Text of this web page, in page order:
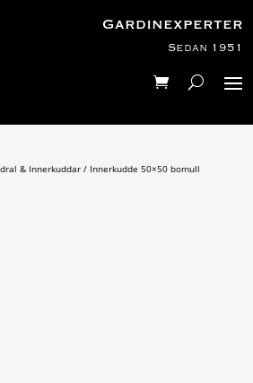
Gardinexperter
Sedan 1951
& Innerkuddar/ Innerkudde 50×50 bomull